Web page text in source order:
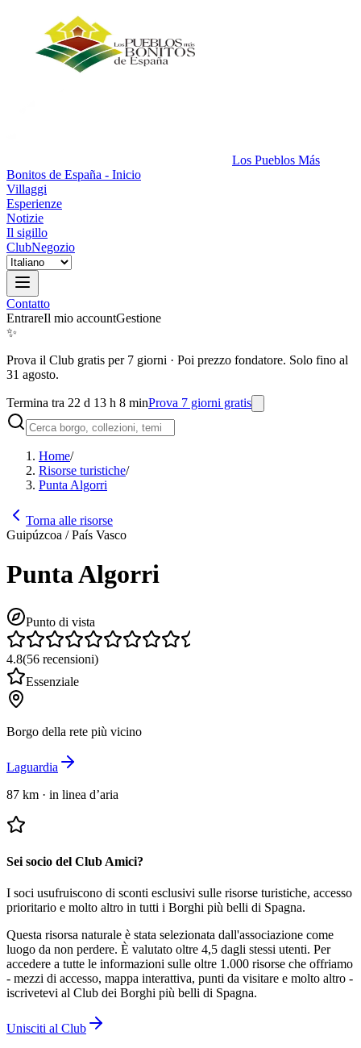
Los Pueblos Más
Bonitos de España - Inicio
Villaggi
Esperienze
Notizie
Il sigillo
ClubNegozio
Contatto
EntrareIl mio accountGestione
✨
Prova il Club gratis per 7 giorni · Poi prezzo fondatore. Solo fino al
31 agosto.
Termina tra 22 d 13 h 8 minProva 7 giorni gratis
Home/
Risorse turistiche/
Punta Algorri
Torna alle risorse
Guipúzcoa / País Vasco
Punta Algorri
Punto di vista
4.8(56 recensioni)
Essenziale
Borgo della rete più vicino
Laguardia
87 km · in linea d’aria
Sei socio del Club Amici?
I soci usufruiscono di sconti esclusivi sulle risorse turistiche, accesso
prioritario e molto altro in tutti i Borghi più belli di Spagna.
Questa risorsa naturale è stata selezionata dall'associazione come
luogo da non perdere. È valutato oltre 4,5 dagli stessi utenti. Per
accedere a tutte le informazioni sulle oltre 1.000 risorse che offriamo
- mezzi di accesso, mappa interattiva, punti da visitare e molto altro -
iscrivetevi al Club dei Borghi più belli di Spagna.
Unisciti al Club